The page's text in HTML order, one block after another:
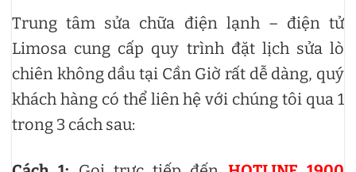
Trung tâm sửa chữa điện lạnh – điện tử
Limosa cung cấp quy trình đặt lịch sửa lò
chiên không dầu tại Cần Giờ rất dễ dàng, quý
khách hàng có thể liên hệ với chúng tôi qua 1
trong 3 cách sau: